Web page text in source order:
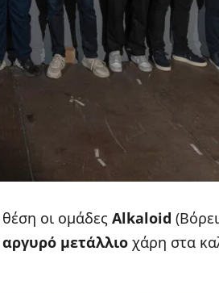
οι ομάδες Alkaloid
αργυρό μετάλλιο χάρη στα